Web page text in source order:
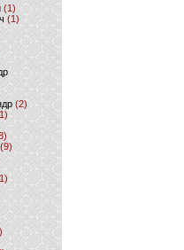
(1)
(1)
(2)